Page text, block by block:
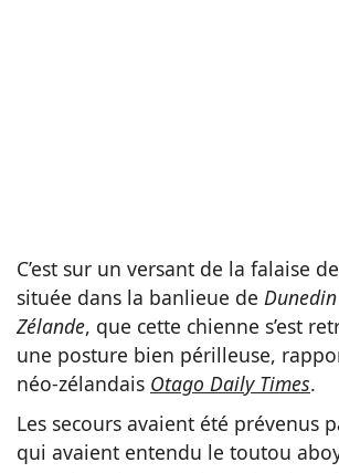
C’est sur un versant de la falaise de
située dans la banlieue de Dunedin
Zélande, que cette chienne s’est
une posture bien périlleuse,
néo-zélandais Otago Daily Times.
Les secours avaient été prévenus
qui avaient entendu le toutou